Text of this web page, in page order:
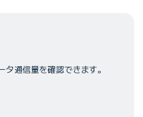
通信量を確認できます。
）